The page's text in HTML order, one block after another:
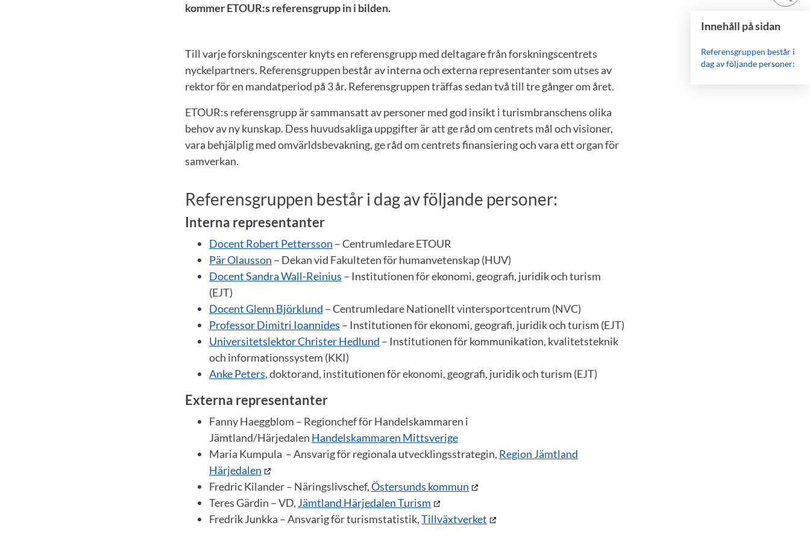
Innehåll på sidan
Referensgruppen består i
dag av följande personer:
kommer ETOUR:s referensgrupp in i bilden.
Till varje forskningscenter knyts en referensgrupp med deltagare från forskningscentrets
nyckelpartners. Referensgruppen består av interna och externa representanter som utses av
rektor för en mandatperiod på 3 år. Referensgruppen träffas sedan två till tre gånger om året.
ETOUR:s referensgrupp är sammansatt av personer med god insikt i turismbranschens olika
behov av ny kunskap. Dess huvudsakliga uppgifter är att ge råd om centrets mål och visioner,
vara behjälplig med omvärldsbevakning, ge råd om centrets finansiering och vara ett organ för
samverkan.
Referensgruppen består i dag av följande personer:
Interna representanter
Docent Robert Pettersson – Centrumledare ETOUR
Pär Olausson – Dekan vid Fakulteten för humanvetenskap (HUV)
Docent Sandra Wall-Reinius – Institutionen för ekonomi, geografi, juridik och turism
(EJT)
Docent Glenn Björklund – Centrumledare Nationellt vintersportcentrum (NVC)
Professor Dimitri Ioannides – Institutionen för ekonomi, geografi, juridik och turism (EJT)
Universitetslektor Christer Hedlund – Institutionen för kommunikation, kvalitetsteknik
och informationssystem (KKI)
Anke Peters, doktorand, institutionen för ekonomi, geografi, juridik och turism (EJT)
Externa representanter
Fanny Haeggblom – Regionchef för Handelskammaren i
Jämtland/Härjedalen Handelskammaren Mittsverige
Maria Kumpula – Ansvarig för regionala utvecklingsstrategin, Region Jämtland
Härjedalen
Fredric Kilander – Näringslivschef,Östersunds kommun
Teres Gärdin – VD, Jämtland Härjedalen Turism
Fredrik Junkka – Ansvarig för turismstatistik,Tillväxtverket